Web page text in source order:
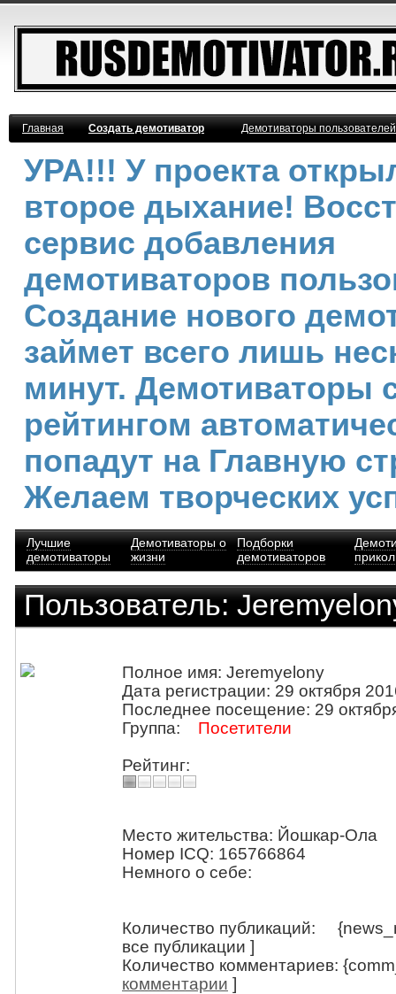
Главная Создать демотиватор Демотиваторы
УРА!!! У проекта
второе дыхание!
сервис добавления
демотиваторов
Создание нового
займет всего лишь
минут. Демотиваторы
рейтингом
попадут на Главную
Желаем творческих
Лучшие
демотиваторы
Демотиваторы о
жизни
Подборки
демотиваторов
Пользователь:
Полное имя: Jeremyelony
Дата регистрации: 29 октября
Последнее посещение: 29
Группа: Посетители
Рейтинг:
Место жительства: Йошкар-Ола
Номер ICQ: 165766864
Немного о себе:
Количество публикаций:
все публикации ]
Количество комментариев:
комментарии ]